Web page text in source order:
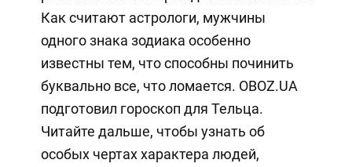
Как считают астрологи, мужчины
одного знака зодиака особенно
известны тем, что способны починить
буквально все, что ломается. OBOZ.UA
подготовил гороскоп для Тельца.
Читайте дальше, чтобы узнать об
особых чертах характера людей,